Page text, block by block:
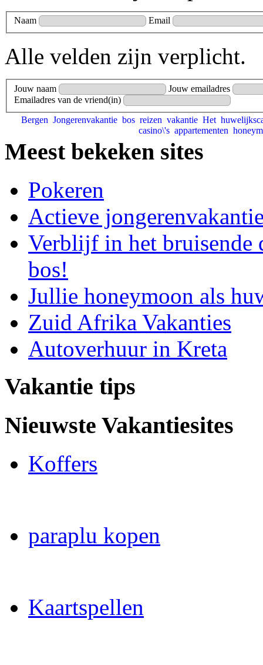
Naam Email
Alle velden zijn verplicht.
Jouw naam
Jouw emailadres
Emailadres van de vriend(in)
Bergen Jongerenvakantie bos reizen vakantie Het
casino\'s appartementen
Meest bekeken sites
Pokeren
Actieve
Verblijf in het bruisende
bos!
Jullie honeymoon als
Zuid Afrika Vakanties
Autoverhuur in Kreta
Vakantie tips
Nieuwste Vakantiesites
Koffers
paraplu kopen
Kaartspellen